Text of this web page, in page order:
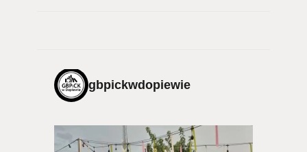
gbpickwdopiewie